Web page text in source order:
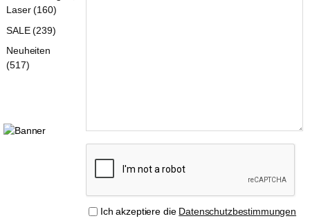
Ich akzeptiere die Datenschutzbestimmungen
Laser (160)
SALE (239)
Neuheiten
(517)